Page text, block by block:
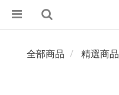
全部商品 精選商品